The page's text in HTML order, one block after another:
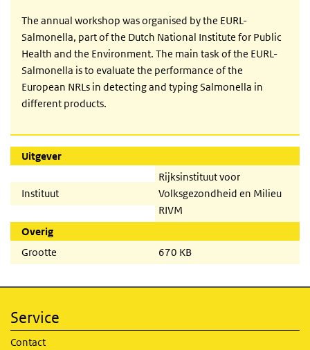
The annual workshop was organised by the EURL-
Salmonella, part of the Dutch National Institute for Public
Health and the Environment. The main task of the EURL-
Salmonella is to evaluate the performance of the
European NRLs in detecting and typing Salmonella in
different products.
Uitgever
Instituut
Rijksinstituut voor
Volksgezondheid en Milieu
RIVM
Overig
Grootte
670 KB
Service
Contact